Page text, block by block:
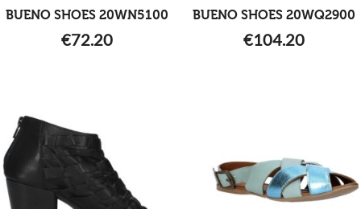
BUENO SHOES 20WN5100
€72.20
BUENO SHOES 20WQ2900
€104.20